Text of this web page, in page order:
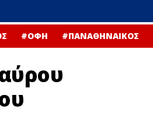
#ΟΦΗ #ΠΑΝΑΘΗΝΑΙΚΟΣ